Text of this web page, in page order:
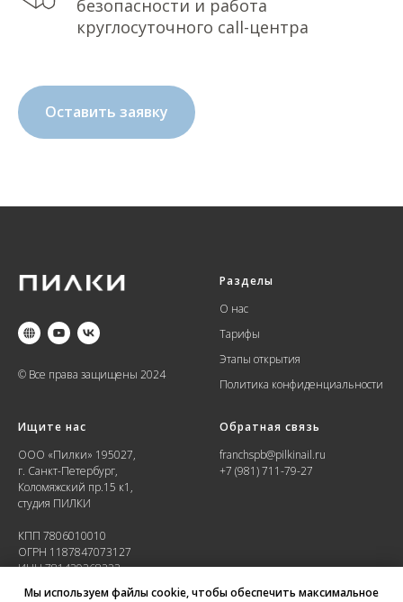
Мы используем файлы cookie, чтобы обеспечить максимальное
безопасности и работа
круглосуточного call-центра
Оставить заявку
© Все права защищены 2024
Разделы
О нас
Тарифы
Этапы открытия
Политика конфиденциальности
Ищите нас
ООО «Пилки» 195027,
г. Санкт-Петербург,
Коломяжский пр.15 к1,
студия ПИЛКИ
КПП 7806010010
ОГРН 1187847073127
ИНН 781439368233
Обратная связь
franchspb@pilkinail.ru
+7 (981) 711-79-27